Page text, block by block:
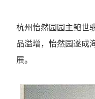
杭州怡然园园主鲍世
品溢增，怡然园遂成
展。